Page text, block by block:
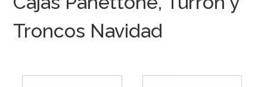
Troncos Navidad